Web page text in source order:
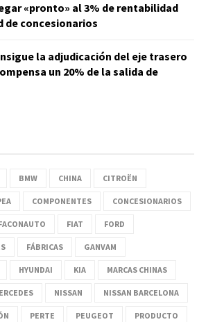
«pronto» al 3% de rentabilidad
de concesionarios
la adjudicación del eje trasero
un 20% de la salida de
BMW CHINA CITROËN
COMPONENTES CONCESIONARIOS
FIAT FORD
FÁBRICAS GANVAM
HYUNDAI KIA MARCAS CHINAS
NISSAN NISSAN BARCELONA
PERTE PEUGEOT PRODUCTO